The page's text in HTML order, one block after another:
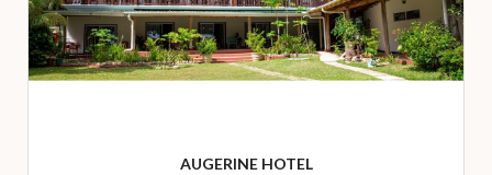
AUGERINE HOTEL